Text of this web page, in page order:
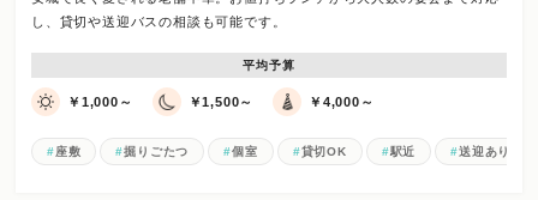
し、貸切や送迎バスの相談も可能です。
平均予算
￥1,000～ ￥1,500～ ￥4,000～
座敷 掘りごたつ 個室 貸切OK 駅近 送迎あり